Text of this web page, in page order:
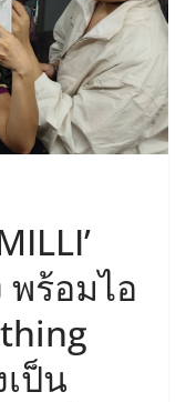
พร้อมไอ
ป็น